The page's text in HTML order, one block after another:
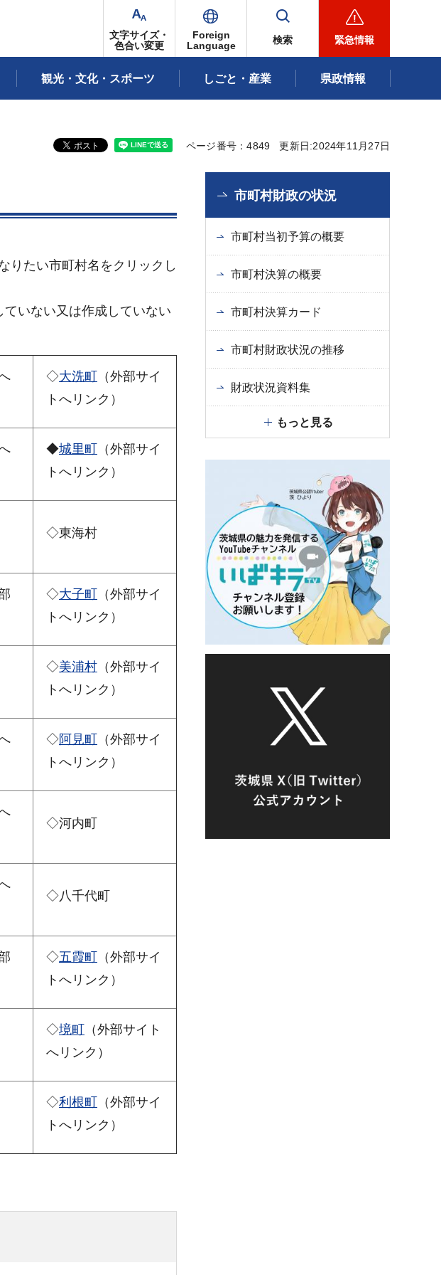
文字サイズ・
色合い変更
Foreign
Language
検索 緊急情報
観光・文化・スポーツ しごと・産業 県政情報
ページ番号：4849 更新日:2024年11月27日
りたい市町村名をクリックし
いない又は作成していない
◇大洗町
（外部サイ
トへリンク）
◆城里町
（外部サイ
トへリンク）
◇東海村
◇大子町
（外部サイ
トへリンク）
◇美浦村 （外部サイ
トへリンク）
◇阿見町
（外部サイ
トへリンク）
◇河内町
◇八千代町
◇五霞町
（外部サイ
トへリンク）
◇境町
（外部サイト
へリンク）
◇利根町
（外部サイ
トへリンク）
市町村財政の状況
市町村当初予算の概要
市町村決算の概要
市町村決算カード
市町村財政状況の推移
財政状況資料集
もっと見る